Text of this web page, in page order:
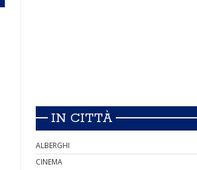
IN CITTÀ
ALBERGHI
CINEMA